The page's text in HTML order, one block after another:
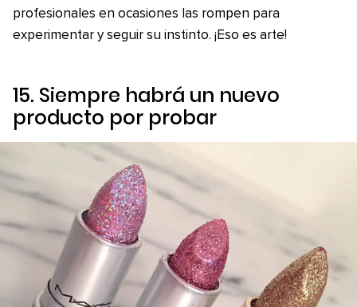
profesionales en ocasiones las rompen para
experimentar y seguir su instinto. ¡Eso es arte!
15. Siempre habrá un nuevo
producto por probar